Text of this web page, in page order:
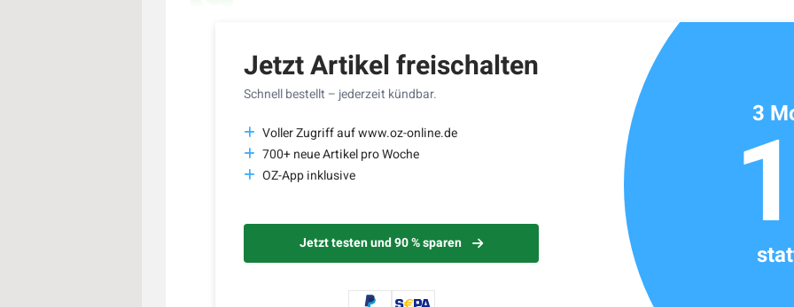
Jetzt Artikel freischalten
Schnell bestellt – jederzeit kündbar.
Voller Zugriff auf www.oz-online.de
700+ neue Artikel pro Woche
OZ-App inklusive
Jetzt testen und 90 % sparen
3